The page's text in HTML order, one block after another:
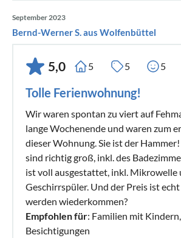
September 2023
Bernd-Werner S. aus Wolfenbüttel
5,0 5 5 5
Tolle Ferienwohnung!
Wir waren spontan zu viert auf
lange Wochenende und waren zum
dieser Wohnung. Sie ist der
sind richtig groß, inkl. des
ist voll ausgestattet, inkl. Mikrowelle
Geschirrspüler. Und der Preis ist
werden wiederkommen?
Empfohlen für: Familien mit
Besichtigungen